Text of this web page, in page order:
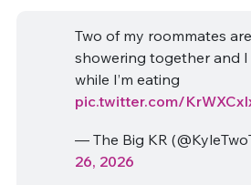
Two of my roommates
showering together and I
while I’m eating
pic.twitter.com/
— The Big KR
26, 2026